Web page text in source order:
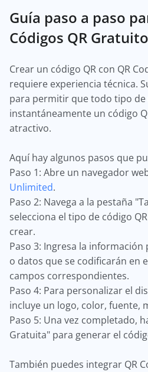
Guía paso a paso
Códigos QR
Crear un código QR con QR
requiere experiencia técnica.
para permitir que todo tipo de
instantáneamente un código
atractivo.
Aquí hay algunos pasos que
Paso 1: Abre un navegador
Unlimited.
Paso 2: Navega a la pestaña
selecciona el tipo de código
crear.
Paso 3: Ingresa la
o datos que se codificarán en
campos correspondientes.
Paso 4: Para personalizar el
incluye un logo, color, fuente,
Paso 5: Una vez completado,
Gratuita" para generar el
También puedes integrar QR